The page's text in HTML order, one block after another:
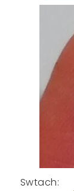
Swtach: